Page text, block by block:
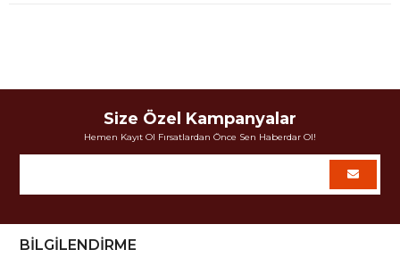
Size Özel Kampanyalar
Hemen Kayıt Ol Fırsatlardan Önce Sen Haberdar Ol!
BİLGİLENDİRME